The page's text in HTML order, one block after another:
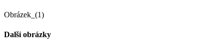
Obrázek_(1)
Další obrázky